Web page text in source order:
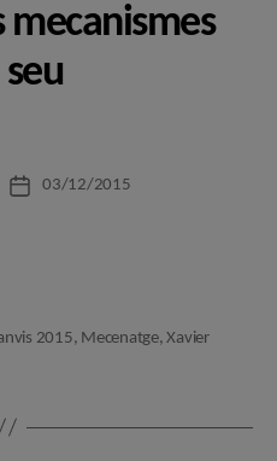
mecanismes
Data03/12/2015
2015, Mecenatge,Xavier